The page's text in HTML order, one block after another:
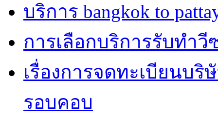
บริการ bangkok to
การเลือกบริการรับทำ
เรื่องการจดทะเบียนบ
รอบคอบ